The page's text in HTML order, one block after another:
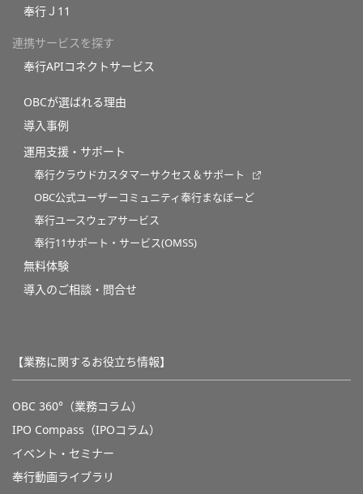
奉行Ｊ11
連携サービスを探す
奉行APIコネクトサービス
OBCが選ばれる理由
導入事例
運用支援・サポート
奉行クラウドカスタマーサクセス＆サポート
OBC公式ユーザーコミュニティ奉行まなぼーど
奉行ユースウェアサービス
奉行11サポート・サービス(OMSS)
無料体験
導入のご相談・問合せ
【業務に関するお役立ち情報】
OBC 360°（業務コラム）
IPO Compass（IPOコラム）
イベント・セミナー
奉行動画ライブラリ